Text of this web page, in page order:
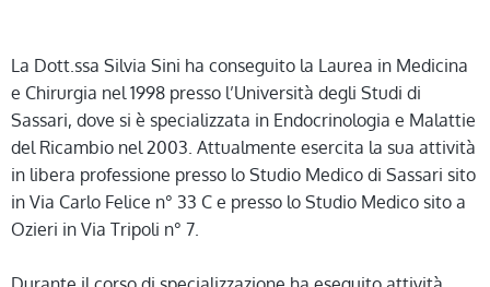
La Dott.ssa Silvia Sini ha conseguito la Laurea in Medicina
e Chirurgia nel 1998 presso l’Università degli Studi di
Sassari, dove si è specializzata in Endocrinologia e Malattie
del Ricambio nel 2003. Attualmente esercita la sua attività
in libera professione presso lo Studio Medico di Sassari sito
in Via Carlo Felice n° 33 C e presso lo Studio Medico sito a
Ozieri in Via Tripoli n° 7.